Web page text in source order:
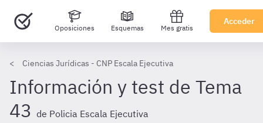
Oposiciones Esquemas Mes gratis
Acceder
Ciencias Jurídicas - CNP Escala Ejecutiva
Información y test de Tema
43 de Policia Escala Ejecutiva